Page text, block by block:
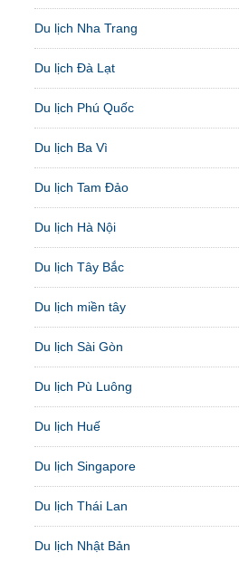
Du lịch Nha Trang
Du lịch Đà Lạt
Du lịch Phú Quốc
Du lịch Ba Vì
Du lịch Tam Đảo
Du lịch Hà Nội
Du lịch Tây Bắc
Du lịch miền tây
Du lịch Sài Gòn
Du lịch Pù Luông
Du lịch Huế
Du lịch Singapore
Du lịch Thái Lan
Du lịch Nhật Bản